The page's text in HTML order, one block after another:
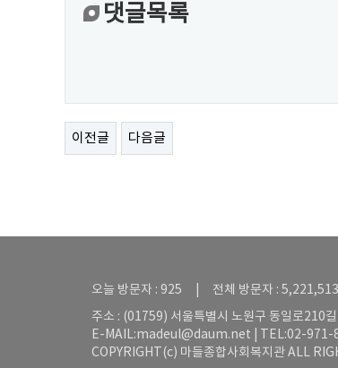
댓글목록
이전글 다음글
오늘 방문자 : 925 | 전체 방문자 : 5,221,513
주소 : (01759) 서울특별시 노원구 동일로210
E-MAIL:madeul@daum.net | TEL:02-
COPYRIGHT(c) 마들종합사회복지관 ALL